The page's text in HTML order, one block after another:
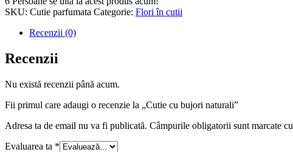
SKU: Cutie parfumata Categorie: Flori în cutii
Recenzii (0)
Recenzii
Nu există recenzii până acum.
Fii primul care adaugi o recenzie la „Cutie cu bujori naturali”
Adresa ta de email nu va fi publicată. Câmpurile obligatorii sunt marcate cu
Evaluarea ta *